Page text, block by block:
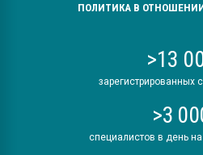
ПОЛИТИКА В ОТНОШЕНИИ
>13
зарегистрированных
>3
специалистов в день